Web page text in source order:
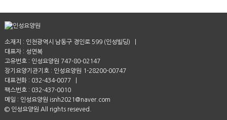
소재지 : 인천광역시 남동구 경인로 599 (인성빌딩) |
대표자 : 성연복
고유번호 : 인성요양원 747-80-02147
장기요양기관기호 : 인성요양원 1-28200-00747
대표전화 : 032-434-0077|
팩스번호 : 032-437-0010
메일 : 인성요양원 isnh2021@naver.com
© 인성요양원 All rights reseved.